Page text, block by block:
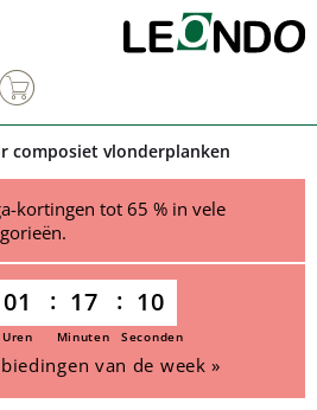
composiet vlonderplanken
kortingen tot 65 % in vele
01 17 10
Uren Minuten Seconden
van de week »